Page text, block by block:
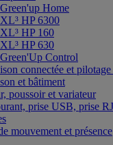
Home
HP 6300
HP 160
HP 630
Control
connectée et
et bâtiment
poussoir et variateur
prise USB, prise
mouvement et présence